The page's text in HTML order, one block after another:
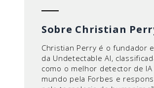
Sobre Christian
Christian Perry é o fundador e
da Undetectable AI,
como o melhor detector de IA
mundo pela Forbes e